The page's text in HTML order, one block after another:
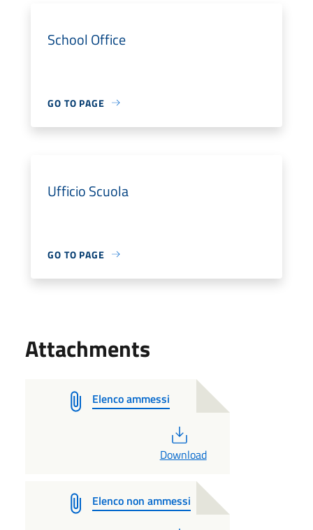
School Office
GO TO PAGE
Ufficio Scuola
GO TO PAGE
Attachments
Elenco ammessi
Download
Elenco non ammessi